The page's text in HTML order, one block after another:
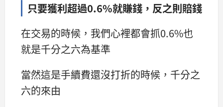
只要獲利超過0.6%就賺錢，反之則賠錢
在交易的時候，我們心裡都會抓0.6%也
就是千分之六為基準
當然這是手續費還沒打折的時候，千分之
六的來由